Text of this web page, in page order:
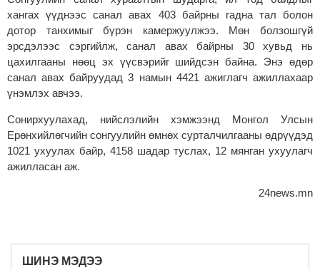
хангах үүднээс санал авах 403 байрны гадна тал болон
дотор танхимыг бүрэн камержуулжээ. Мөн болзошгүй
эрсдэлээс сэргийлж, санал авах байрны 30 хувьд нь
цахилгааны нөөц эх үүсвэрийг шийдсэн байна. Энэ өдөр
санал авах байруудад 3 намын 4421 ажиглагч ажиллахаар
үнэмлэх авчээ.
Сонирхуулахад, нийслэлийн хэмжээнд Монгол Улсын
Ерөнхийлөгчийн сонгуулийн өмнөх сурталчилгааны өдрүүдэд
1021 ухуулах байр, 4158 шадар туслах, 12 мянган ухуулагч
ажилласан аж.
24news.mn
ШИНЭ МЭДЭЭ